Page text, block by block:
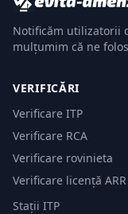
Notificăm utilizatorii
mulțumim că ne
VERIFICĂRI
Verificare ITP
Verificare RCA
Verificare rovinieta
Verificare licență ARR
Stații ITP